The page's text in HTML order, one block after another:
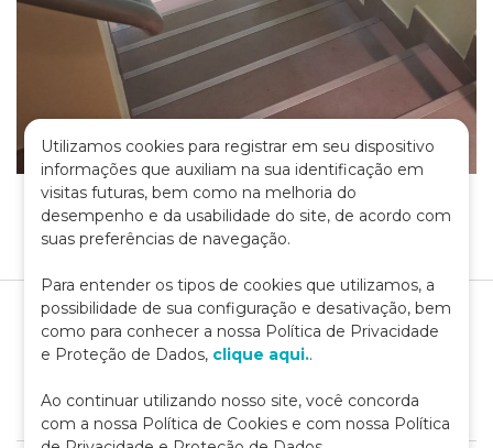
Utilizamos cookies para registrar em seu dispositivo
informações que auxiliam na sua identificação em
visitas futuras, bem como na melhoria do
desempenho e da usabilidade do site, de acordo com
suas preferências de navegação.
Para entender os tipos de cookies que utilizamos, a
possibilidade de sua configuração e desativação, bem
como para conhecer a nossa Política de Privacidade
e Proteção de Dados, clique aqui..
Ao continuar utilizando nosso site, você concorda
com a nossa Política de Cookies e com nossa Política